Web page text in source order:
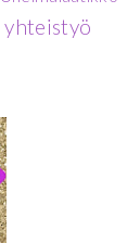
yhteistyö